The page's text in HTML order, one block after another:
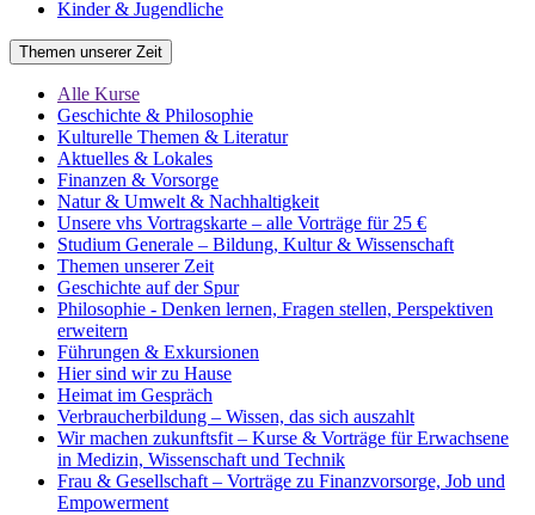
Kinder & Jugendliche
Themen unserer Zeit
Alle Kurse
Geschichte & Philosophie
Kulturelle Themen & Literatur
Aktuelles & Lokales
Finanzen & Vorsorge
Natur & Umwelt & Nachhaltigkeit
Unsere vhs Vortragskarte – alle Vorträge für 25 €
Studium Generale – Bildung, Kultur & Wissenschaft
Themen unserer Zeit
Geschichte auf der Spur
Philosophie - Denken lernen, Fragen stellen, Perspektiven
erweitern
Führungen & Exkursionen
Hier sind wir zu Hause
Heimat im Gespräch
Verbraucherbildung – Wissen, das sich auszahlt
Wir machen zukunftsfit – Kurse & Vorträge für Erwachsene
in Medizin, Wissenschaft und Technik
Frau & Gesellschaft – Vorträge zu Finanzvorsorge, Job und
Empowerment